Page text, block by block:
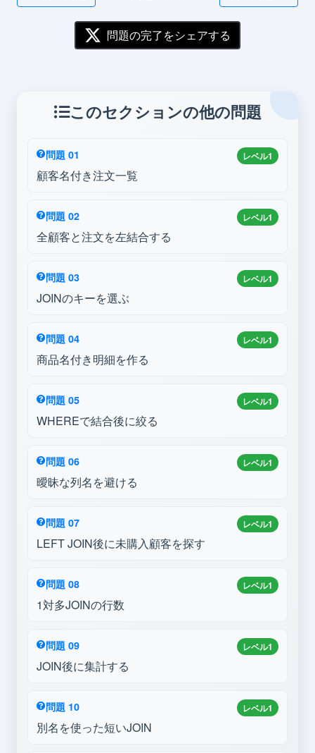
問題の完了をシェアする
このセクションの他の問題
レベル1
問題 01
顧客名付き注文一覧
レベル1
問題 02
全顧客と注文を左結合する
レベル1
問題 03
JOINのキーを選ぶ
レベル1
問題 04
商品名付き明細を作る
レベル1
問題 05
WHEREで結合後に絞る
レベル1
問題 06
曖昧な列名を避ける
レベル1
問題 07
LEFT JOIN後に未購入顧客を探す
レベル1
問題 08
1対多JOINの行数
レベル1
問題 09
JOIN後に集計する
レベル1
問題 10
別名を使った短いJOIN